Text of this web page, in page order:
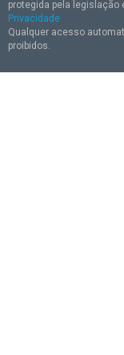
protegida pela legislação
Privacidade
Qualquer acesso
proibidos.